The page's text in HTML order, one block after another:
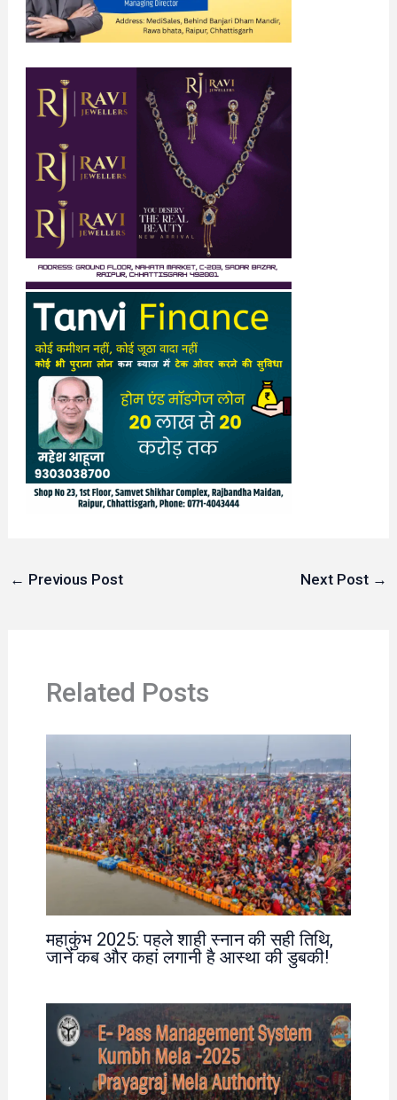
← Previous Post Next Post →
Related Posts
महाकुंभ 2025: पहले शाही स्नान की सही तिथि,
जानें कब और कहां लगानी है आस्था की डुबकी!